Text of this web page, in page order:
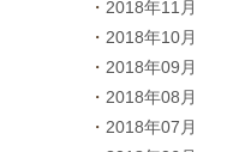
2018年11月
2018年10月
2018年09月
2018年08月
2018年07月